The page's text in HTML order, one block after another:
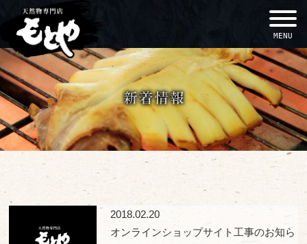
MENU
2018.02.20
オンラインショップサイト工事のお知ら